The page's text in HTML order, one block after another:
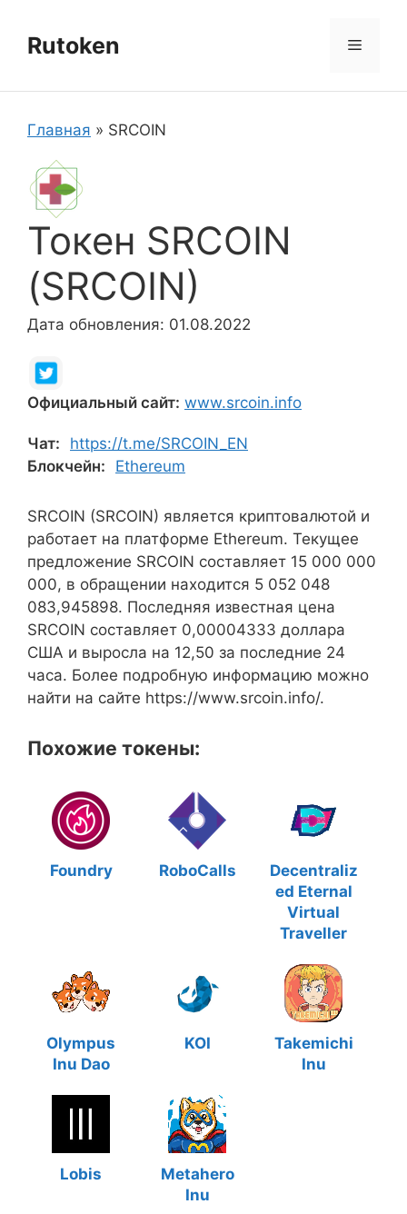
содержимому
Rutoken Меню
Главная » SRCOIN
Токен SRCOIN
(SRCOIN)
Дата обновления: 01.08.2022
Официальный сайт: www.srcoin.info
Чат:
https://t.me/SRCOIN_EN
Блокчейн:
Ethereum
SRCOIN (SRCOIN) является криптовалютой и
работает на платформе Ethereum. Текущее
предложение SRCOIN составляет 15 000 000
000, в обращении находится 5 052 048
083,945898. Последняя известная цена
SRCOIN составляет 0,00004333 доллара
США и выросла на 12,50 за последние 24
часа. Более подробную информацию можно
найти на сайте https://www.srcoin.info/.
Похожие токены:
Foundry RoboCalls
Decentraliz
ed Eternal
Virtual
Traveller
Olympus
Inu Dao
KOI
Takemichi
Inu
Lobis
Metahero
Inu